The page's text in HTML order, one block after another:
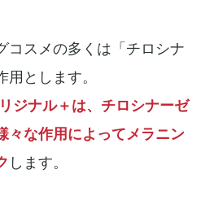
コスメの多くは「チロシナ
とします。
ジナル＋は、チロシナーゼ
々な作用によってメラニン
します。